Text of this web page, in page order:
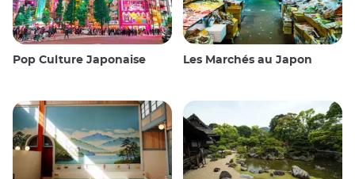
Pop Culture Japonaise Les Marchés au Japon